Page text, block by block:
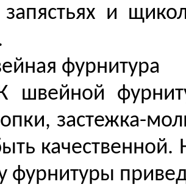
и
фурнитура
швейной
застежка-
качественной.
фурнитуры